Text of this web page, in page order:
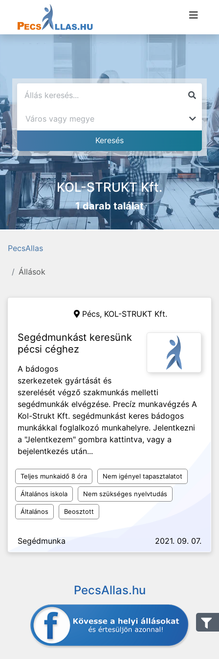
KOL-STRUKT Kft.
1 darab találat
PecsAllas
Állások
Pécs, KOL-STRUKT Kft.
Segédmunkást keresünk
pécsi céghez
A bádogos
szerkezetek gyártását és
szerelését végző szakmunkás melletti
segédmunkák elvégzése. Precíz munkavégzés A
Kol-Strukt Kft. segédmunkást keres bádogos
munkákkal foglalkozó munkahelyre. Jelentkezni
a "Jelentkezem" gombra kattintva, vagy a
bejelentkezés után...
Teljes munkaidő 8 óra Nem igényel tapasztalatot
Általános iskola Nem szükséges nyelvtudás
Általános Beosztott
Segédmunka 2021. 09. 07.
PecsAllas.hu